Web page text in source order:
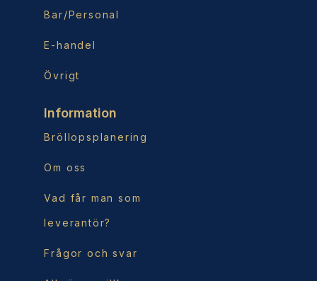
Bar/Personal
E-handel
Övrigt
Information
Bröllopsplanering
Om oss
Vad får man som
leverantör?
Frågor och svar